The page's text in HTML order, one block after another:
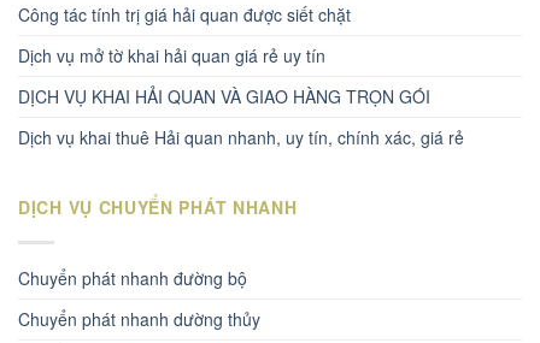
Công tác tính trị giá hải quan được siết chặt
Dịch vụ mở tờ khai hải quan giá rẻ uy tín
DỊCH VỤ KHAI HẢI QUAN VÀ GIAO HÀNG TRỌN GÓI
Dịch vụ khai thuê Hải quan nhanh, uy tín, chính xác, giá rẻ
DỊCH VỤ CHUYỂN PHÁT NHANH
Chuyển phát nhanh đường bộ
Chuyển phát nhanh dường thủy